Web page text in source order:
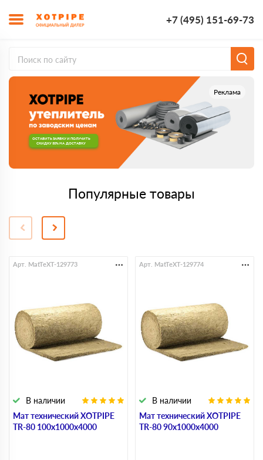
+7 (495) 151-69-73
Реклама
ОСТАВИТЬ ЗАЯВКУ И ПОЛУЧИТЬ
СКИДКУ 30% НА ДОСТАВКУ
Популярные товары
Мат технический XOTPIPE
TR-80 100х1000х4000
В наличии
Арт. MatTeXT-129773
Мат технический XOTPIPE
TR-80 90х1000х4000
В наличии
Арт. MatTeXT-129774